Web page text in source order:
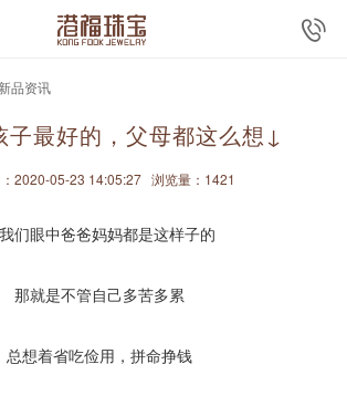
新品资讯
最好的，父母都这么想↓
2020-05-23 14:05:27 浏览量：1421
们眼中爸爸妈妈都是这样子的
那就是不管自己多苦多累
总想着省吃俭用，拼命挣钱